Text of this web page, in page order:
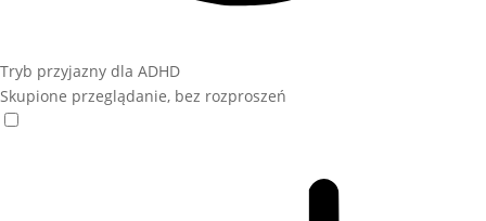
Tryb przyjazny dla ADHD
Skupione przeglądanie, bez rozproszeń